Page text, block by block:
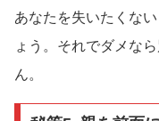
あなたを失いたくな
ょう。それでダメな
ん。